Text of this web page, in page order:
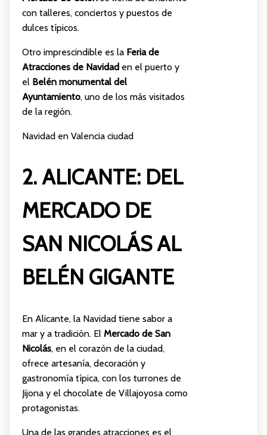
con talleres, conciertos y puestos de
dulces típicos.
Otro imprescindible es la Feria de
Atracciones de Navidaden el puerto y
el Belén monumental del
Ayuntamiento, uno de los más visitados
de la región.
Navidad en Valencia ciudad
2. ALICANTE: DEL
MERCADO DE
SAN NICOLÁS AL
BELÉN GIGANTE
En Alicante, la Navidad tiene sabor a
mar y a tradición. El Mercado de San
Nicolás, en el corazón de la ciudad,
ofrece artesanía, decoración y
gastronomía típica, con los turrones de
Jijona y el chocolate de Villajoyosa como
protagonistas.
Una de las grandes atracciones es el